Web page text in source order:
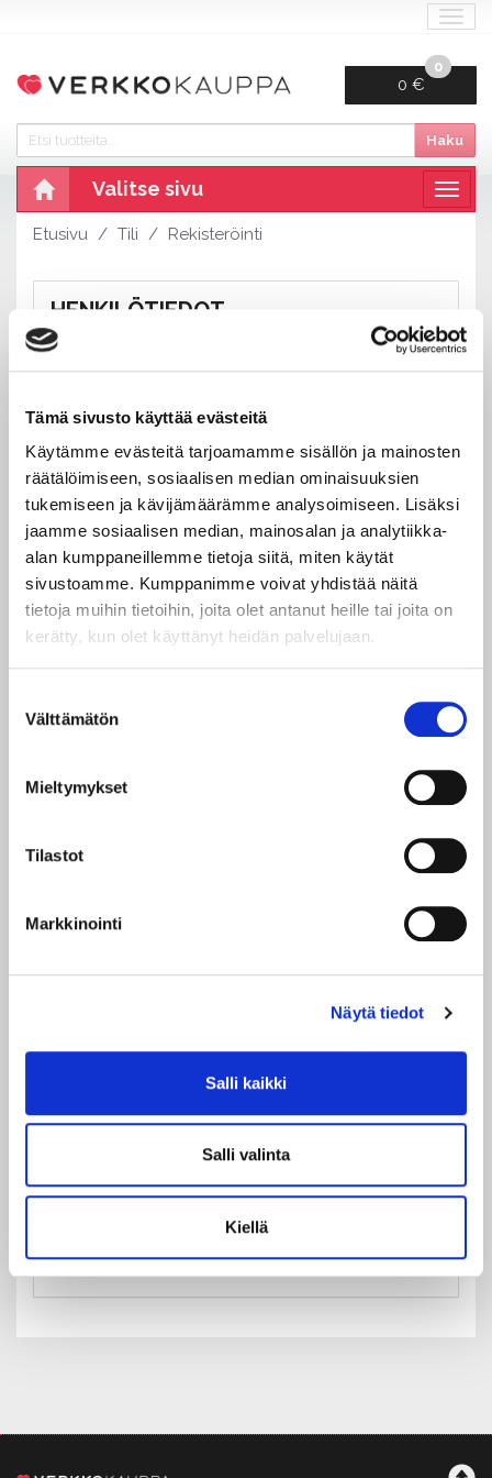
Tämä sivusto käyttää evästeitä
Käytämme evästeitä tarjoamamme sisällön ja mainosten
räätälöimiseen, sosiaalisen median ominaisuuksien
tukemiseen ja kävijämäärämme analysoimiseen. Lisäksi
jaamme sosiaalisen median, mainosalan ja analytiikka-
alan kumppaneillemme tietoja siitä, miten käytät
sivustoamme. Kumppanimme voivat yhdistää näitä
tietoja muihin tietoihin, joita olet antanut heille tai joita on
kerätty, kun olet käyttänyt heidän palvelujaan.
valinta
Välttämätön
Mieltymykset
Tilastot
Markkinointi
Näytä tiedot
Salli kaikki
Salli valinta
Kiellä
0 €
0
Haku
Valitse sivu
Etusivu Tili Rekisteröinti
HENKILÖTIEDOT
Etu- ja sukunimi:
Puhelin:
Sähköpostiosoite:
SALASANA
Salasana uudestaan:
OSOITETIEDOT
Osoite:
Suomi